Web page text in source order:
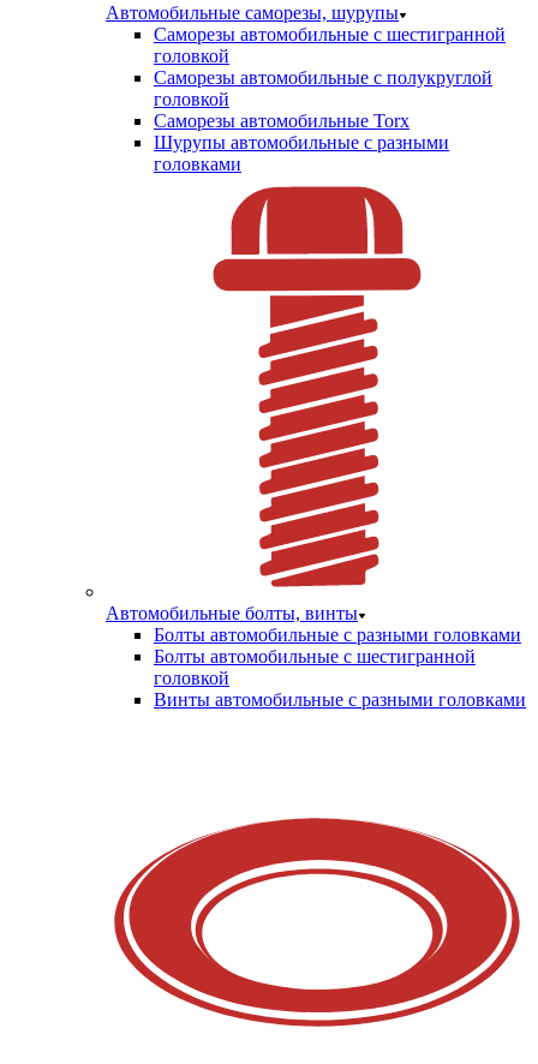
Автомобильные саморезы, шурупы
Саморезы автомобильные с шестигранной
головкой
Саморезы автомобильные с полукруглой
головкой
Саморезы автомобильные Torx
Шурупы автомобильные с разными
головками
Автомобильные болты, винты
Болты автомобильные с разными головками
Болты автомобильные с шестигранной
головкой
Винты автомобильные с разными головками